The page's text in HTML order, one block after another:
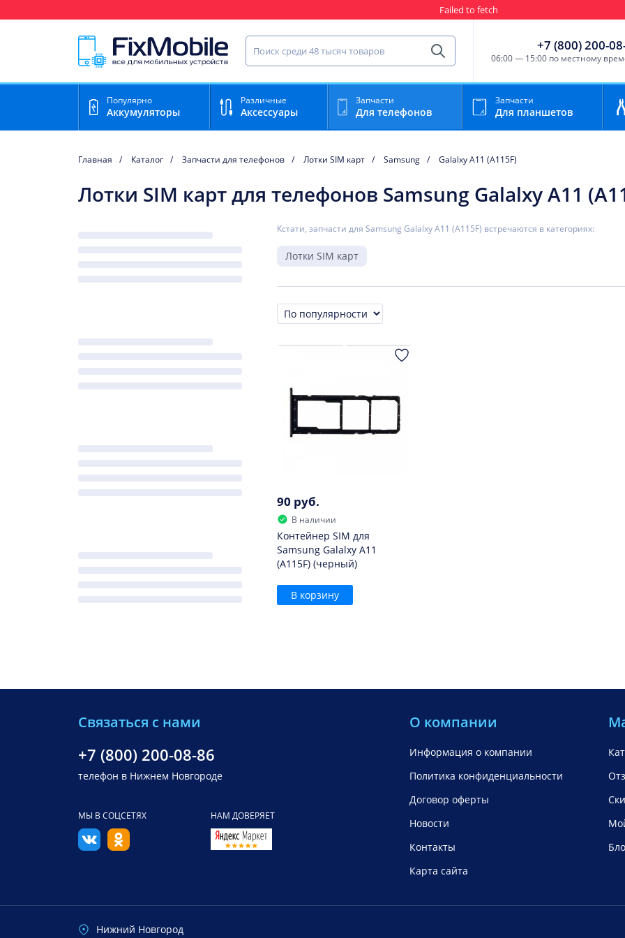
Failed to fetch
Найти запчасть для мобильного устройства
Найти
+7 (800) 200-
06:00 — 15:00 по местному
Популярно
Аккумуляторы
Различные
Аксессуары
Запчасти
Для телефонов
Запчасти
Для планшетов
Главная Каталог Запчасти для телефонов Лотки SIM карт Samsung Galalxy A11 (A115F)
Лотки SIM карт для телефонов Samsung Galalxy A11
Кстати, запчасти для Samsung Galalxy A11 (A115F) встречаются в категориях:
Лотки SIM карт
Сортировка
90 руб.
В наличии
Контейнер SIM для
Samsung Galalxy A11
(A115F) (черный)
В корзину
Связаться с нами
+7 (800) 200-08-86
телефон в Нижнем Новгороде
МЫ В СОЦСЕТЯХ НАМ ДОВЕРЯЕТ
О компании
Информация о компании
Политика конфиденциальности
Договор оферты
Новости
Контакты
Карта сайта
Нижний Новгород